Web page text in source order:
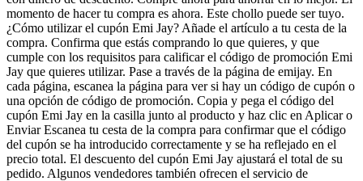
momento de hacer tu compra es ahora. Este chollo puede ser tuyo.
¿Cómo utilizar el cupón Emi Jay? Añade el artículo a tu cesta de la
compra. Confirma que estás comprando lo que quieres, y que
cumple con los requisitos para calificar el código de promoción Emi
Jay que quieres utilizar. Pase a través de la página de emijay. En
cada página, escanea la página para ver si hay un código de cupón o
una opción de código de promoción. Copia y pega el código del
cupón Emi Jay en la casilla junto al producto y haz clic en Aplicar o
Enviar Escanea tu cesta de la compra para confirmar que el código
del cupón se ha introducido correctamente y se ha reflejado en el
precio total. El descuento del cupón Emi Jay ajustará el total de su
pedido. Algunos vendedores también ofrecen el servicio de